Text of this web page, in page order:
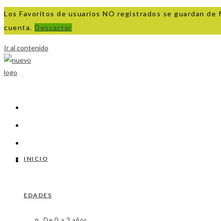
Los Favoritos de usuarios NO registrados se guardan
cuenta. Descartar
Ir al contenido
INICIO
EDADES